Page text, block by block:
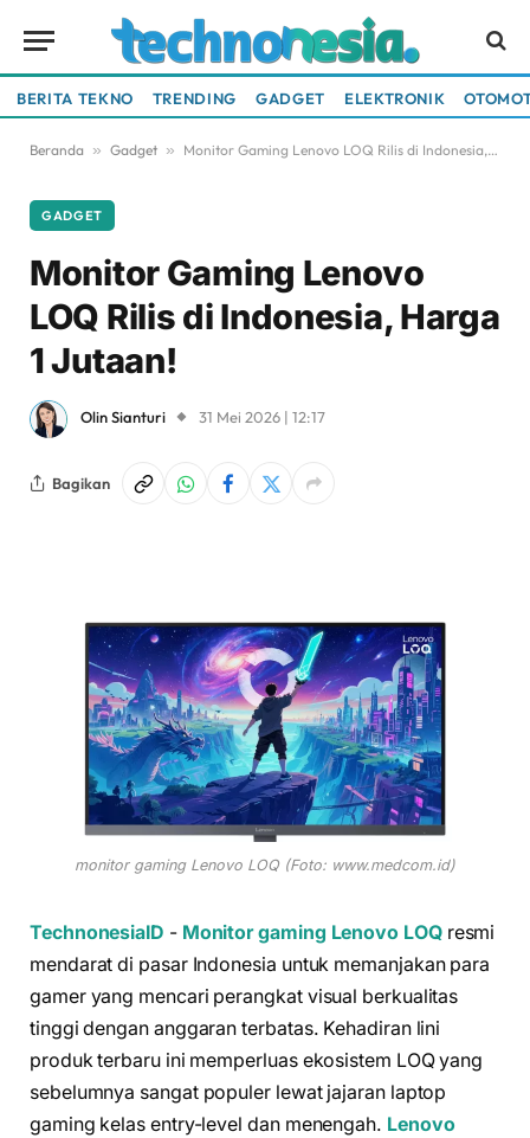
BERITA TEKNO TRENDING GADGET ELEKTRONIK
Beranda » Gadget » Monitor Gaming Lenovo LOQ Rilis di Indonesia, Harga 1 Jutaan!
GADGET
Monitor Gaming Lenovo
LOQ Rilis di Indonesia, Harga
1 Jutaan!
Olin Sianturi 31 Mei 2026 | 12:17
Bagikan
monitor gaming Lenovo LOQ (Foto: www.medcom.id)
TechnonesiaID - Monitor gaming Lenovo LOQresmi
mendarat di pasar Indonesia untuk memanjakan para
gamer yang mencari perangkat visual berkualitas
tinggi dengan anggaran terbatas. Kehadiran lini
produk terbaru ini memperluas ekosistem LOQ yang
sebelumnya sangat populer lewat jajaran laptop
gaming kelas entry-level dan menengah. Lenovo